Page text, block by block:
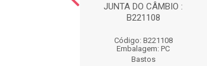
JUNTA DO CÂMBIO :
B221108
Código: B221108
Embalagem: PC
Bastos